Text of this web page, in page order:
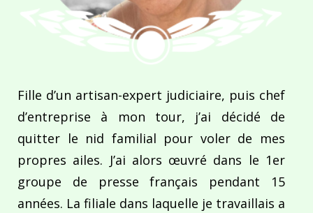
Fille d’un artisan-expert judiciaire, puis chef
d’entreprise à mon tour, j’ai décidé de
quitter le nid familial pour voler de mes
propres ailes. J’ai alors œuvré dans le 1er
groupe de presse français pendant 15
années. La filiale dans laquelle je travaillais a